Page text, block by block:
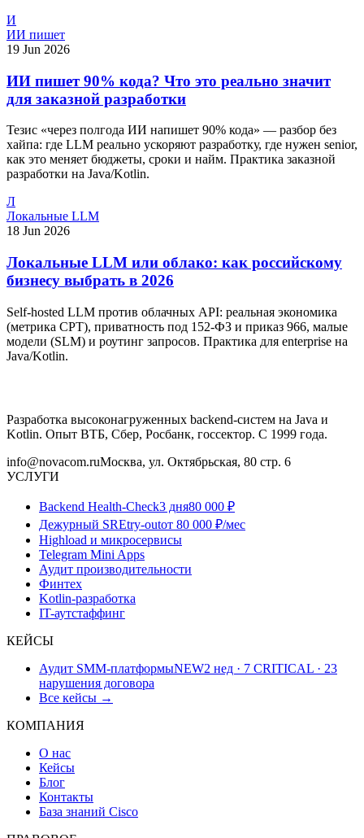
И
ИИ пишет
19 Jun 2026
ИИ пишет 90% кода? Что это реально значит
для заказной разработки
Тезис «через полгода ИИ напишет 90% кода» — разбор без
хайпа: где LLM реально ускоряют разработку, где нужен senior,
как это меняет бюджеты, сроки и найм. Практика заказной
разработки на Java/Kotlin.
Л
Локальные LLM
18 Jun 2026
Локальные LLM или облако: как российскому
бизнесу выбрать в 2026
Self-hosted LLM против облачных API: реальная экономика
(метрика CPT), приватность под 152-ФЗ и приказ 966, малые
модели (SLM) и роутинг запросов. Практика для enterprise на
Java/Kotlin.
Разработка высоконагруженных backend-систем на Java и
Kotlin. Опыт ВТБ, Сбер, Росбанк, госсектор. С 1999 года.
info@novacom.ruМосква, ул. Октябрьская, 80 стр. 6
УСЛУГИ
Backend Health-Check3 дня80 000 ₽
Дежурный SREtry-outот 80 000 ₽/мес
Highload и микросервисы
Telegram Mini Apps
Аудит производительности
Финтех
Kotlin-разработка
IT-аутстаффинг
КЕЙСЫ
Аудит SMM-платформыNEW2 нед · 7 CRITICAL · 23
нарушения договора
Все кейсы →
КОМПАНИЯ
О нас
Кейсы
Блог
Контакты
База знаний Cisco